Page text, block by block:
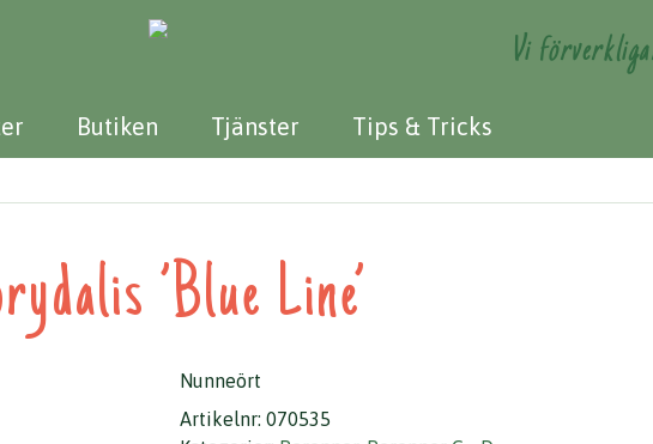
Butiken Tjänster Tips & Tricks
Vi
’Blue Line’
Nunneört
Artikelnr:070535